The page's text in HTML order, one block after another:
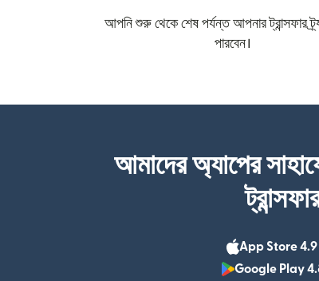
আপনি শুরু থেকে শেষ পর্যন্ত আপনার ট্রান্সফার
পারবেন।
আমাদের অ্যাপের
App Store 4.9
Google Play 4.8